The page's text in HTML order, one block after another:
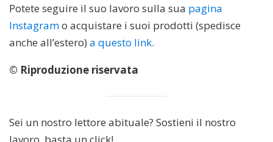
Potete seguire il suo lavoro sulla sua pagina
Instagramo acquistare i suoi prodotti (spedisce
anche all’estero) a questo link.
© Riproduzione riservata
Sei un nostro lettore abituale? Sostieni il nostro
lavoro, basta un click!